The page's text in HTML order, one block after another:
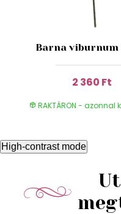
Barna viburnum
2 360 Ft
RAKTÁRON - azonnal
High-contrast mode